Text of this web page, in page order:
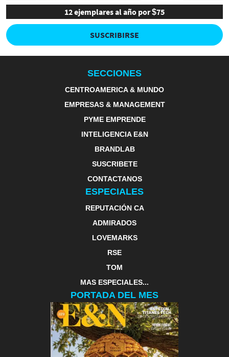
12 ejemplares al año por $75
SUSCRIBIRSE
SECCIONES
CENTROAMERICA & MUNDO
EMPRESAS & MANAGEMENT
PYME EMPRENDE
INTELIGENCIA E&N
BRANDLAB
SUSCRIBETE
CONTACTANOS
ESPECIALES
REPUTACIÓN CA
ADMIRADOS
LOVEMARKS
RSE
TOM
MAS ESPECIALES...
PORTADA DEL MES